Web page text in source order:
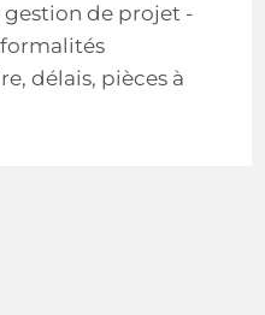
gestion de projet -
délais, pièces à